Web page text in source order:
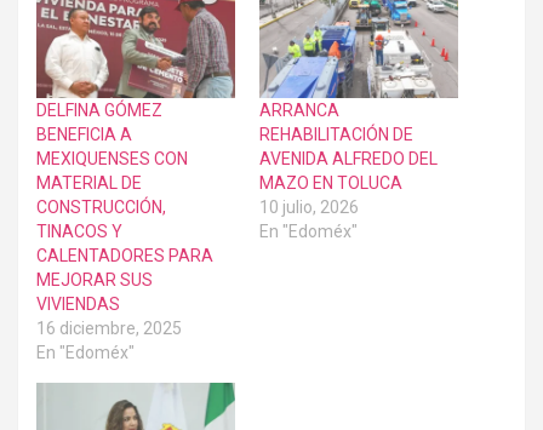
DELFINA GÓMEZ
BENEFICIA A
MEXIQUENSES CON
MATERIAL DE
CONSTRUCCIÓN,
TINACOS Y
CALENTADORES PARA
MEJORAR SUS
VIVIENDAS
16 diciembre, 2025
En "Edoméx"
ARRANCA
REHABILITACIÓN DE
AVENIDA ALFREDO DEL
MAZO EN TOLUCA
10 julio, 2026
En "Edoméx"